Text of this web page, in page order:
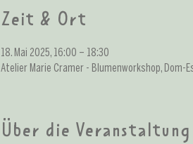
Zeit & Ort
18. Mai 2025, 16:00 – 18:30
Atelier Marie Cramer - Blumenworkshop, Dom-
Über die Veranstaltung